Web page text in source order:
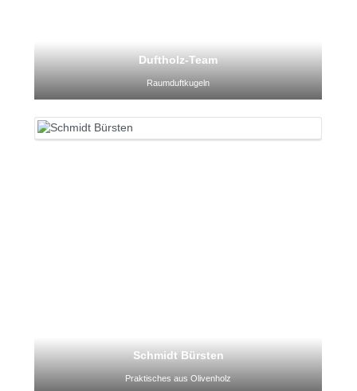
Duftholz-Team
Raumduftkugeln
Schmidt Bürsten
Praktisches aus Olivenholz